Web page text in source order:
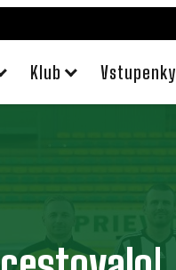
Klub Vstupenky